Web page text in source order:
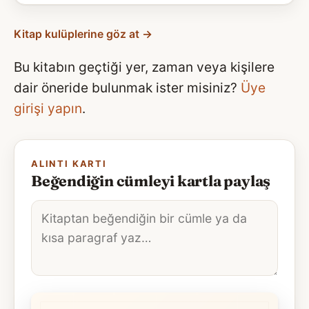
Kitap kulüplerine göz at →
Bu kitabın geçtiği yer, zaman veya kişilere
dair öneride bulunmak ister misiniz? Üye
girişi yapın.
ALINTI KARTI
Beğendiğin cümleyi kartla paylaş
Alıntı
metni